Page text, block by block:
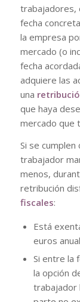
trabajadores,
fecha
la empresa
mercado (o
fecha
adquiere las
una
que haya
mercado que
Si se
trabajador
menos,
retribución
fiscales:
Está
euros
Si entre la
la opción
trabajador